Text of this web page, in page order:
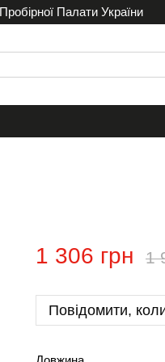
Палати України
1 306 грн 1
Повідомити,